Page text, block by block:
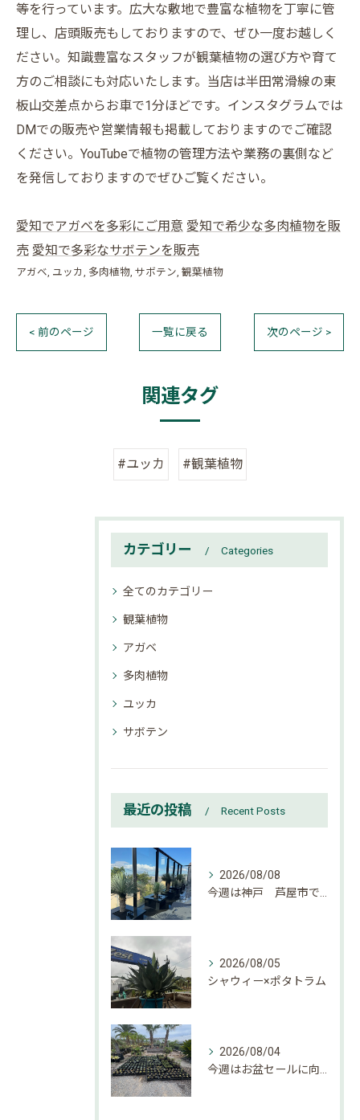
等を行っています。広大な敷地で豊富な植物を丁寧に管
理し、店頭販売もしておりますので、ぜひ一度お越しく
ださい。知識豊富なスタッフが観葉植物の選び方や育て
方のご相談にも対応いたします。当店は半田常滑線の東
板山交差点からお車で1分ほどです。インスタグラムでは
DMでの販売や営業情報も掲載しておりますのでご確認
ください。YouTubeで植物の管理方法や業務の裏側など
を発信しておりますのでぜひご覧ください。
愛知でアガベを多彩にご用意 愛知で希少な多肉植物を販
売 愛知で多彩なサボテンを販売
アガベ ユッカ 多肉植物 サボテン 観葉植物
< 前のページ 一覧に戻る 次のページ >
関連タグ
#ユッカ #観葉植物
カテゴリー Categories
全てのカテゴリー
観葉植物
アガベ
多肉植物
ユッカ
サボテン
最近の投稿 Recent Posts
2026/08/08
2026/08/05
シャウィー×ポタトラム
2026/08/04